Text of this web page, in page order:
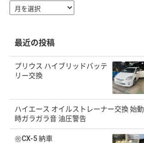
ア
ー
ブ
最近の投稿
プリウス ハイブリッドバッテ
リー交換
ハイエース オイルストレーナー交換 始動
時ガラガラ音 油圧警告
㊗️CX-5 納車